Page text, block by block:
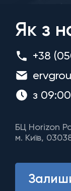
Як з
+38
з
БЦ Horizon
м. Київ,